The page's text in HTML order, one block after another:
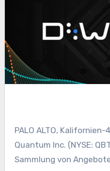
PALO ALTO, Kalifornien-4. August 2025-D-Wave
Quantum Inc. (NYSE:
Sammlung von